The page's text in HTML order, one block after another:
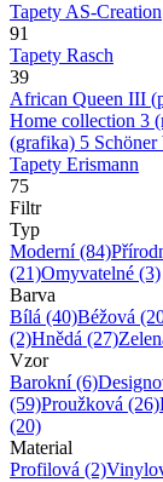
Tapety AS-Creation
91
Tapety Rasch
39
African Queen III
Home collection 3
(grafika) 5
Tapety Erismann
75
Filtr
Typ
Moderní(84)
(21)Omyvatelné (3)
Barva
Bílá (40)Béžová
(2)Hnědá (27)
Vzor
Barokní(6)
(59)Proužková (26)
(20)
Material
Profilová (2)